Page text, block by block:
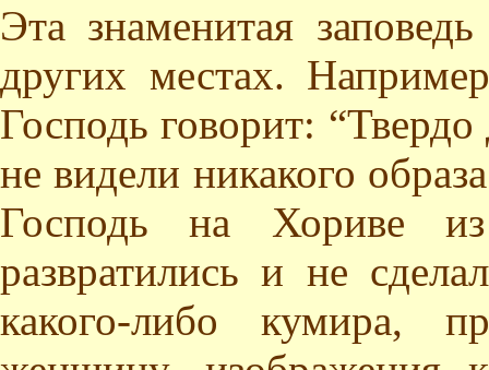
Эта знаменитая
других местах.
Господь говорит:
не видели никакого
Господь на Хориве
развратились и не
какого-либо кумира,